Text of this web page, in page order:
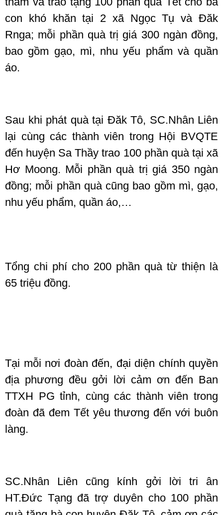
con khó khăn tại 2 xã Ngọc Tụ và Đăk
Rnga; mỗi phần quà trị giá 300 ngàn đồng,
bao gồm gạo, mì, nhu yếu phẩm và quần
áo.
Sau khi phát quà tại Đăk Tô, SC.Nhân Liên
lại cùng các thành viên trong Hội BVQTE
đến huyện Sa Thầy trao 100 phần quà tại xã
Hơ Moong. Mỗi phần quà trị giá 350 ngàn
đồng; mỗi phần quà cũng bao gồm mì, gạo,
nhu yếu phẩm, quần áo,…
Tổng chi phí cho 200 phần quà từ thiện là
65 triệu đồng.
Tại mỗi nơi đoàn đến, đại diện chính quyền
địa phương đều gởi lời cảm ơn đến Ban
TTXH PG tỉnh, cùng các thành viên trong
đoàn đã đem Tết yêu thương đến với buôn
làng.
SC.Nhân Liên cũng kính gởi lời tri ân
HT.Đức Tạng đã trợ duyên cho 100 phần